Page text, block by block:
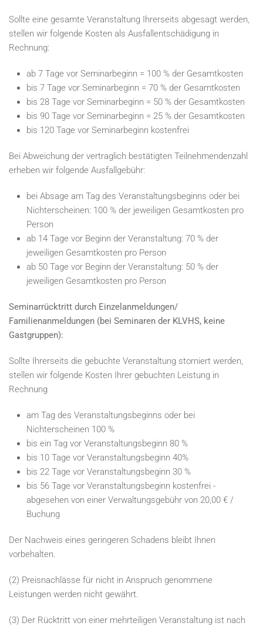
Sollte eine gesamte Veranstaltung Ihrerseits abgesagt werden,
stellen wir folgende Kosten als Ausfallentschädigung in
Rechnung:
ab 7 Tage vor Seminarbeginn = 100 % der Gesamtkosten
bis 7 Tage vor Seminarbeginn = 70 % der Gesamtkosten
bis 28 Tage vor Seminarbeginn = 50 % der Gesamtkosten
bis 90 Tage vor Seminarbeginn = 25 % der Gesamtkosten
bis 120 Tage vor Seminarbeginn kostenfrei
Bei Abweichung der vertraglich bestätigten Teilnehmendenzahl
erheben wir folgende Ausfallgebühr:
bei Absage am Tag des Veranstaltungsbeginns oder bei
Nichterscheinen: 100 % der jeweiligen Gesamtkosten pro
Person
ab 14 Tage vor Beginn der Veranstaltung: 70 % der
jeweiligen Gesamtkosten pro Person
ab 50 Tage vor Beginn der Veranstaltung: 50 % der
jeweiligen Gesamtkosten pro Person
Seminarrücktritt durch Einzelanmeldungen/
Familienanmeldungen (bei Seminaren der KLVHS, keine
Gastgruppen):
Sollte Ihrerseits die gebuchte Veranstaltung storniert werden,
stellen wir folgende Kosten Ihrer gebuchten Leistung in
Rechnung
am Tag des Veranstaltungsbeginns oder bei
Nichterscheinen 100 %
bis ein Tag vor Veranstaltungsbeginn 80 %
bis 10 Tage vor Veranstaltungsbeginn 40%
bis 22 Tage vor Veranstaltungsbeginn 30 %
bis 56 Tage vor Veranstaltungsbeginn kostenfrei -
abgesehen von einer Verwaltungsgebühr von 20,00 € /
Buchung
Der Nachweis eines geringeren Schadens bleibt Ihnen
vorbehalten.
(2) Preisnachlässe für nicht in Anspruch genommene
Leistungen werden nicht gewährt.
(3) Der Rücktritt von einer mehrteiligen Veranstaltung ist nach